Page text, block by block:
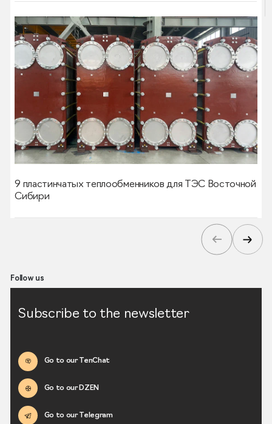
9 пластинчатых теплообменников для ТЭС Восточной
Сибири
Follow us
Subscribe to the newsletter
Go to our TenChat
Go to our DZEN
Go to our Telegram